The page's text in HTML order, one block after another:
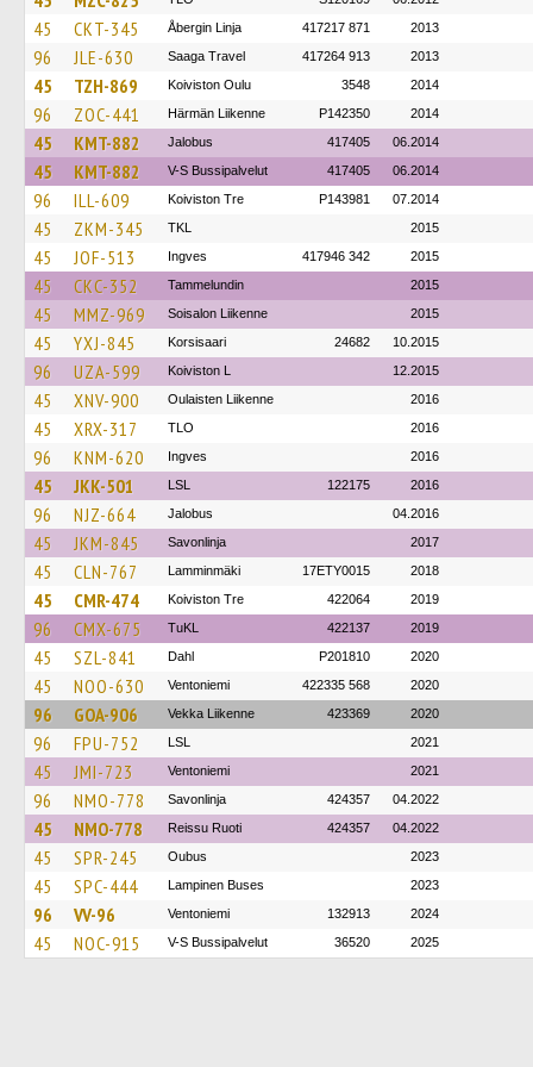
45 CKT-345 Åbergin Linja 417217 871 2013
96 JLE-630 Saaga Travel 417264 913 2013
45 TZH-869 Koiviston Oulu 3548 2014
96 ZOC-441 Härmän Liikenne P142350 2014
45 KMT-882 Jalobus 417405 06.2014
45 KMT-882 V-S Bussipalvelut 417405 06.2014
96 ILL-609 Koiviston Tre P143981 07.2014
45 ZKM-345 TKL 2015
45 JOF-513 Ingves 417946 342 2015
45 CKC-352 Tammelundin 2015
45 MMZ-969 Soisalon Liikenne 2015
45 YXJ-845 Korsisaari 24682 10.2015
96 UZA-599 Koiviston L 12.2015
45 XNV-900 Oulaisten Liikenne 2016
45 XRX-317 TLO 2016
96 KNM-620 Ingves 2016
45 JKK-501 LSL 122175 2016
96 NJZ-664 Jalobus 04.2016
45 JKM-845 Savonlinja 2017
45 CLN-767 Lamminmäki 17ETY0015 2018
45 CMR-474 Koiviston Tre 422064 2019
96 CMX-675 TuKL 422137 2019
45 SZL-841 Dahl P201810 2020
45 NOO-630 Ventoniemi 422335 568 2020
96 GOA-906 Vekka Liikenne 423369 2020
96 FPU-752 LSL 2021
45 JMI-723 Ventoniemi 2021
96 NMO-778 Savonlinja 424357 04.2022
45 NMO-778 Reissu Ruoti 424357 04.2022
45 SPR-245 Oubus 2023
45 SPC-444 Lampinen Buses 2023
96 VV-96 Ventoniemi 132913 2024
45 NOC-915 V-S Bussipalvelut 36520 2025